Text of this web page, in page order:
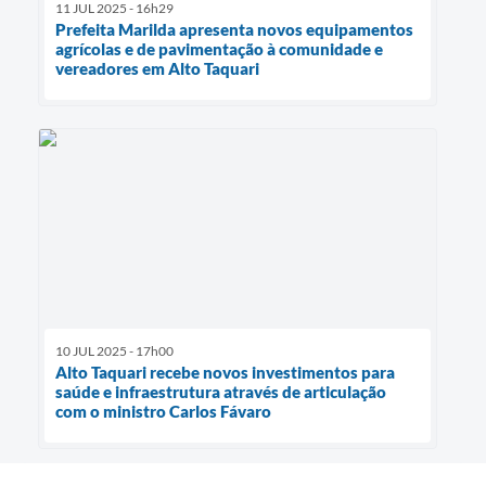
11 JUL 2025 - 16h29
Prefeita Marilda apresenta novos equipamentos
agrícolas e de pavimentação à comunidade e
vereadores em Alto Taquari
10 JUL 2025 - 17h00
Alto Taquari recebe novos investimentos para
saúde e infraestrutura através de articulação
com o ministro Carlos Fávaro